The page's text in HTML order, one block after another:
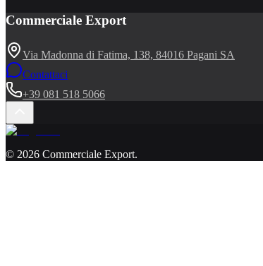
Commerciale Export
Via Madonna di Fatima, 138, 84016 Pagani SA
Contattaci
+39 081 518 5066
© 2026 Commerciale Export.